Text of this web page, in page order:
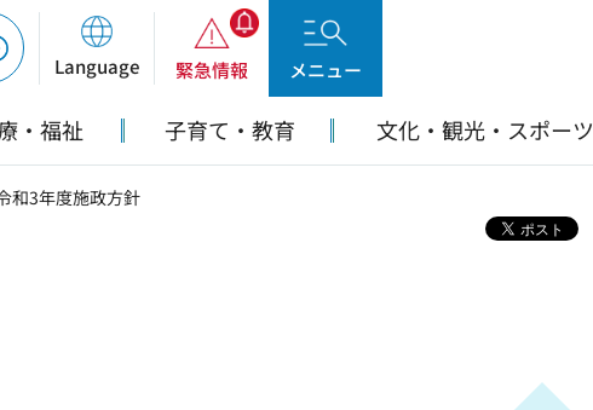
Language 緊急情報 メニュー
・福祉 子育て・教育 文化・観光・スポーツ
和3年度施政方針